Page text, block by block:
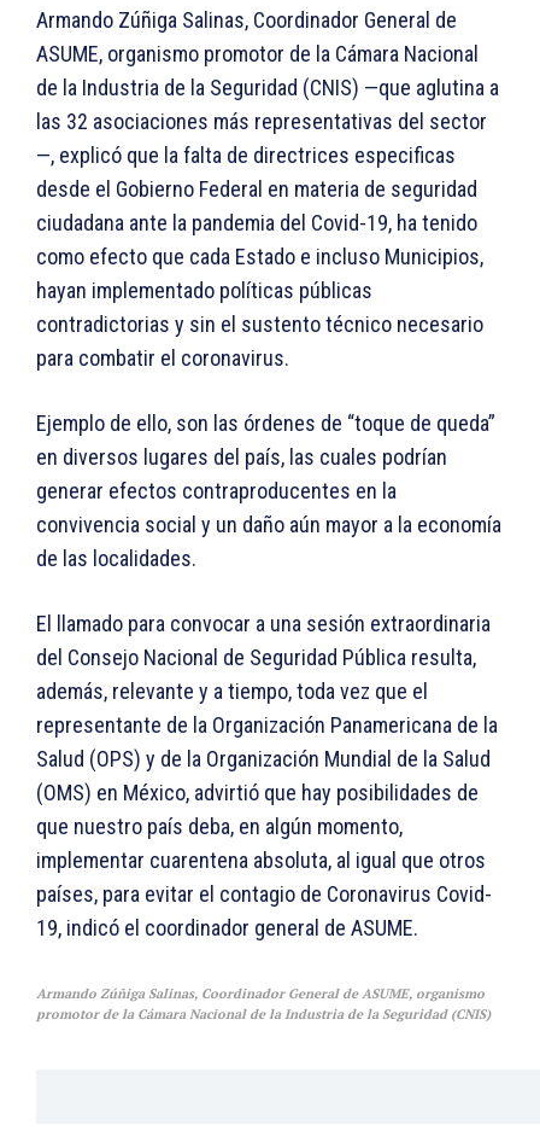
Armando Zúñiga Salinas, Coordinador General de
ASUME, organismo promotor de la Cámara Nacional
de la Industria de la Seguridad (CNIS) —que aglutina a
las 32 asociaciones más representativas del sector
—, explicó que la falta de directrices especificas
desde el Gobierno Federal en materia de seguridad
ciudadana ante la pandemia del Covid-19, ha tenido
como efecto que cada Estado e incluso Municipios,
hayan implementado políticas públicas
contradictorias y sin el sustento técnico necesario
para combatir el coronavirus.
Ejemplo de ello, son las órdenes de “toque de queda”
en diversos lugares del país, las cuales podrían
generar efectos contraproducentes en la
convivencia social y un daño aún mayor a la economía
de las localidades.
El llamado para convocar a una sesión extraordinaria
del Consejo Nacional de Seguridad Pública resulta,
además, relevante y a tiempo, toda vez que el
representante de la Organización Panamericana de la
Salud (OPS) y de la Organización Mundial de la Salud
(OMS) en México, advirtió que hay posibilidades de
que nuestro país deba, en algún momento,
implementar cuarentena absoluta, al igual que otros
países, para evitar el contagio de Coronavirus Covid-
19, indicó el coordinador general de ASUME.
Armando Zúñiga Salinas, Coordinador General de ASUME, organismo
promotor de la Cámara Nacional de la Industria de la Seguridad (CNIS)